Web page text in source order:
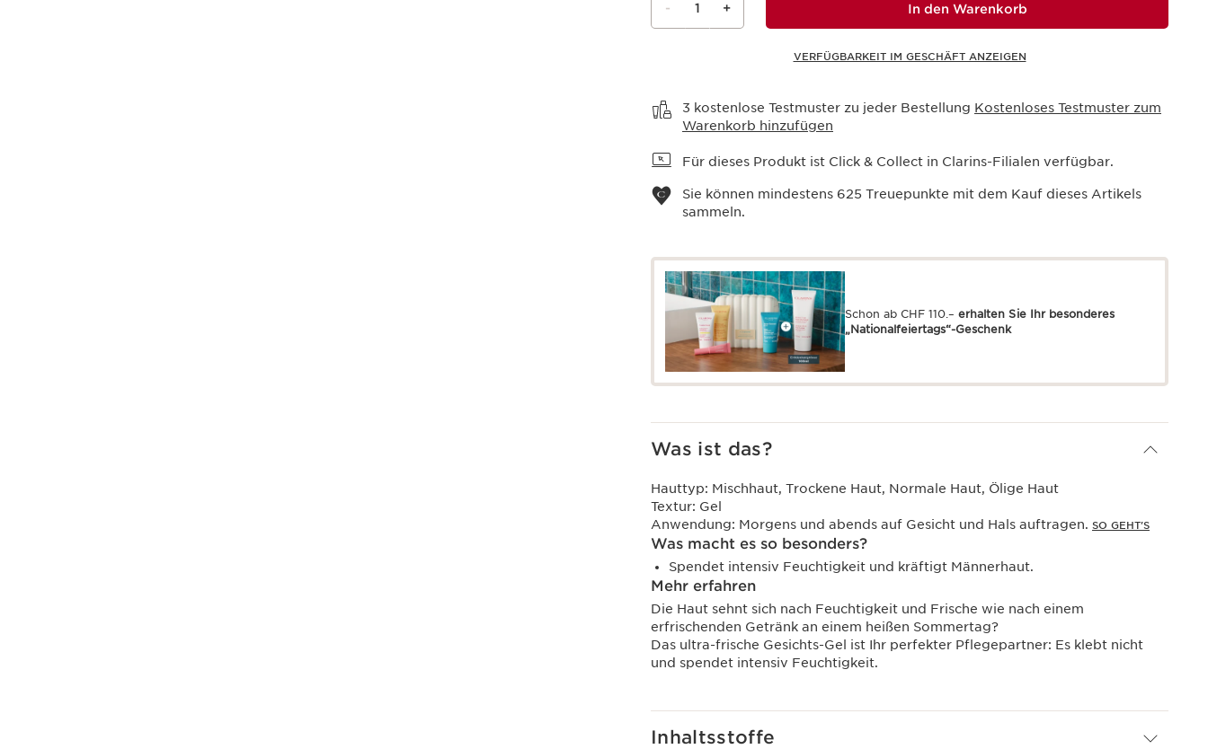
- 1 + In den Warenkorb
VERFÜGBARKEIT IM GESCHÄFT ANZEIGEN
3 kostenlose Testmuster zu jeder Bestellung Kostenloses Testmuster zum
Warenkorb hinzufügen
Für dieses Produkt ist Click & Collect in Clarins-Filialen verfügbar.
Sie können mindestens 625 Treuepunkte mit dem Kauf dieses Artikels
sammeln.
Schon ab CHF 110.–erhalten Sie Ihr besonderes
„Nationalfeiertags“-Geschenk
Was ist das?
Hauttyp: Mischhaut, Trockene Haut, Normale Haut, Ölige Haut
Textur: Gel
Anwendung: Morgens und abends auf Gesicht und Hals auftragen. SO GEHT'S
Was macht es so besonders?
Spendet intensiv Feuchtigkeit und kräftigt Männerhaut.
Mehr erfahren
Die Haut sehnt sich nach Feuchtigkeit und Frische wie nach einem
erfrischenden Getränk an einem heißen Sommertag?
Das ultra-frische Gesichts-Gel ist Ihr perfekter Pflegepartner: Es klebt nicht
und spendet intensiv Feuchtigkeit.
Inhaltsstoffe